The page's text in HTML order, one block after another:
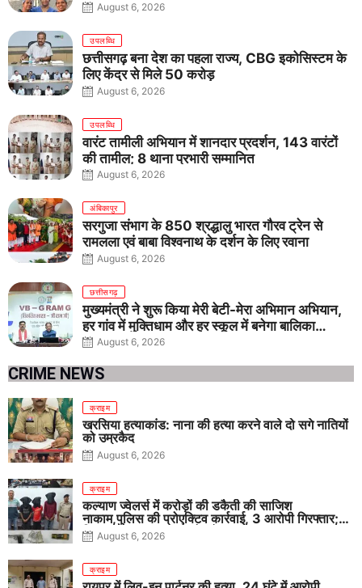
August 6, 2026
उपलब्धि
छत्तीसगढ़ बना देश का पहला राज्य, CBG इकोसिस्टम के
लिए केंद्र से मिले 50 करोड़
August 6, 2026
उपलब्धि
वारंट तामीली अभियान में शानदार प्रदर्शन, 143 वारंटों
की तामील; 8 थाना प्रभारी सम्मानित
August 6, 2026
अंबिकापुर
सरगुजा संभाग के 850 श्रद्धालु भारत गौरव ट्रेन से
रामलला एवं बाबा विश्वनाथ के दर्शन के लिए रवाना
August 6, 2026
छत्तीसगढ़
मुख्यमंत्री ने शुरू किया मेरी बेटी-मेरा अभिमान अभियान,
हर गांव में मुक्तिधाम और हर स्कूल में बनेगा बालिका
शौचालय
August 6, 2026
CRIME NEWS
क्राइम
खरसिया हत्याकांड: नाना की हत्या करने वाले दो सगे नातियों
को उम्रकैद
August 6, 2026
क्राइम
कल्याण ज्वेलर्स में करोड़ों की डकैती की साजिश
नाकाम,पुलिस की प्रोएक्टिव कार्रवाई, 3 आरोपी गिरफ्तार;
पिस्टल, कारतूस, चाकू और मोबाइल बरामद
August 6, 2026
क्राइम